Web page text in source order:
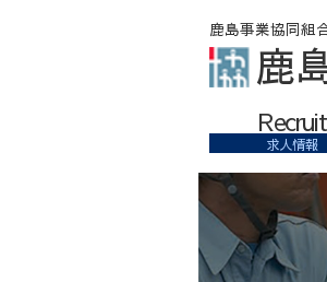
鹿
Recruit
求人情報